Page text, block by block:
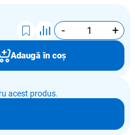
- +
Adaugă în coș
acest produs.